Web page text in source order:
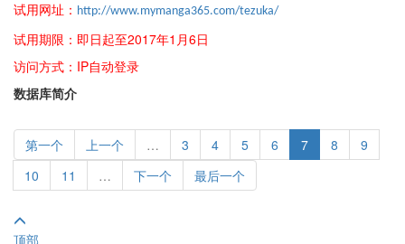
试用网址： http://www.mymanga365.com/tezuka/
试用期限：即日起至2017年1月6日
访问方式：IP自动登录
数据库简介
第一个 上一个 … 3 4 5 6 7 8
9
10
11 … 下一个 最后一个
顶部